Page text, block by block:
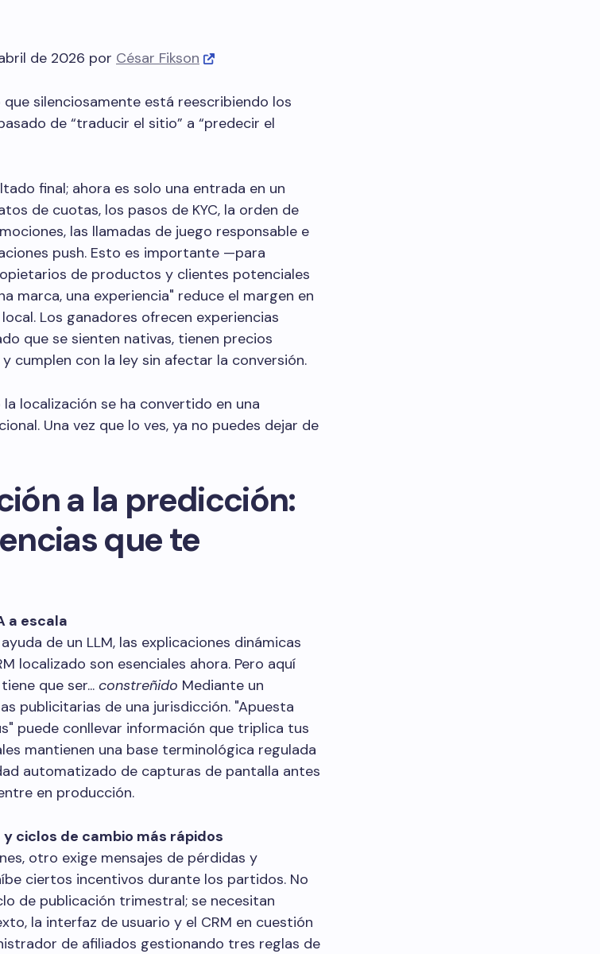
de 2026 por César Fikson
silenciosamente está reescribiendo los
de “traducir el sitio” a “predecir el
final; ahora es solo una entrada en un
de cuotas, los pasos de KYC, la orden de
las llamadas de juego responsable e
push. Esto es importante —para
de productos y clientes potenciales
marca, una experiencia" reduce el margen en
Los ganadores ofrecen experiencias
que se sienten nativas, tienen precios
cumplen con la ley sin afectar la conversión.
localización se ha convertido en una
Una vez que lo ves, ya no puedes dejar de
a la predicción:
que te
a escala
de un LLM, las explicaciones dinámicas
localizado son esenciales ahora. Pero aquí
que ser... constreñido Mediante un
publicitarias de una jurisdicción. "Apuesta
puede conllevar información que triplica tus
mantienen una base terminológica regulada
automatizado de capturas de pantalla antes
en producción.
ciclos de cambio más rápidos
otro exige mensajes de pérdidas y
ciertos incentivos durante los partidos. No
de publicación trimestral; se necesitan
la interfaz de usuario y el CRM en cuestión
de afiliados gestionando tres reglas de